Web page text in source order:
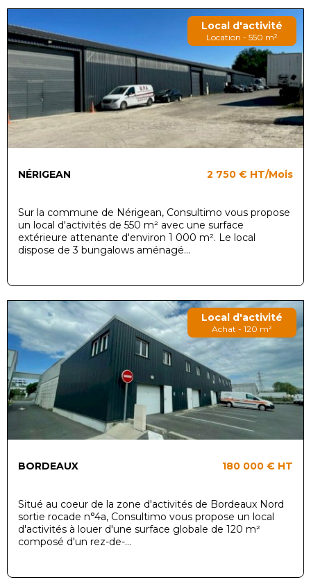
Local d'activité
Location - 550 m²
NÉRIGEAN 2 750 € HT/Mois
Sur la commune de Nérigean, Consultimo vous propose
un local d'activités de 550 m² avec une surface
extérieure attenante d'environ 1 000 m². Le local
dispose de 3 bungalows aménagé...
Local d'activité
Achat - 120 m²
BORDEAUX 180 000 € HT
Situé au coeur de la zone d'activités de Bordeaux Nord
sortie rocade n°4a, Consultimo vous propose un local
d'activités à louer d'une surface globale de 120 m²
composé d'un rez-de-...